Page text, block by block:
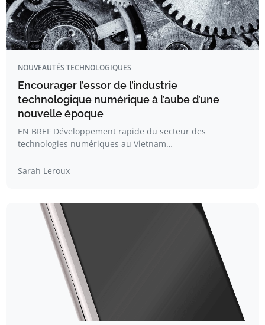
NOUVEAUTÉS TECHNOLOGIQUES
Encourager l’essor de l’industrie
technologique numérique à l’aube d’une
nouvelle époque
EN BREF Développement rapide du secteur des
technologies numériques au Vietnam…
Sarah Leroux